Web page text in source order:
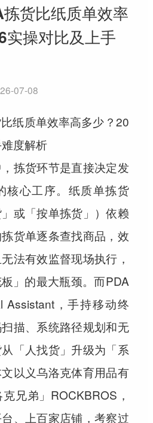
货比纸质单效率
实操对比及上手
07-08
纸质单效率高多少？20
度解析
拣货环节是直接决定发
核心工序。纸质单拣货
」或「按单拣货」）依赖
货单逐条查找商品，效
法有效监督现场执行，
」的最大瓶颈。而PDA
Assistant，手持移动终
描、系统路径规划和无
「人找货」升级为「系
以义乌洛克体育用品有
兄弟」ROCKBROS，
、上百家店铺，考察过